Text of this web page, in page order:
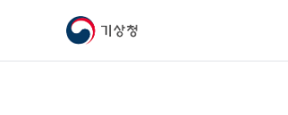
기상청